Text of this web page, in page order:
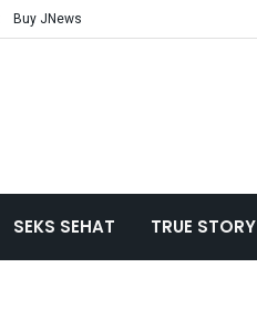
Buy JNews
SEKS SEHAT TRUE STORY